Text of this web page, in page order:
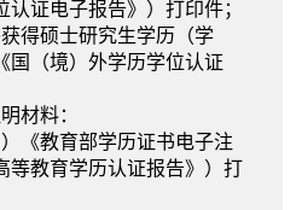
认证电子报告》）打印件；
得硕士研究生学历（学
国（境）外学历学位认证
材料：
《教育部学历证书电子注
等教育学历认证报告》）打